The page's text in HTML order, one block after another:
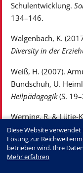
Schulentwicklung.
134–146.
Walgenbach, K.
Diversity in der
Weiß, H. (2007).
Bundschuh, U.
Heilpädagogik(S.
Werning, R. & Lütje-
Pädagogik bei
Übungsaufgaben.
Diese Website
Lösung zur
betrieben wird. Ihre
Mehr erfahren